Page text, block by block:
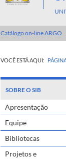
Catálogo on-line ARGO
VOCÊ ESTÁ AQUI:
SOBRE O SIB
Apresentação
Equipe
Bibliotecas
Projetos e